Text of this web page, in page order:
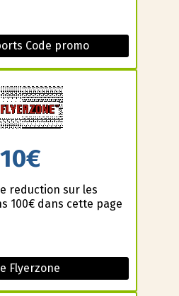
Code promo
10€
reduction sur les
100€ dans cette page
Flyerzone